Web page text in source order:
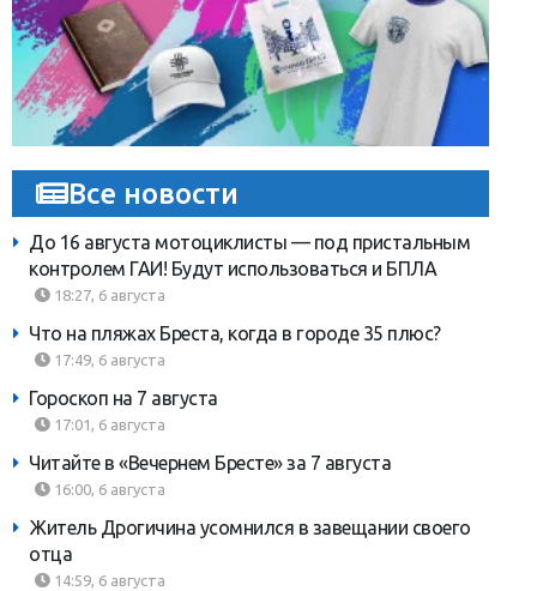
Все новости
До 16 августа мотоциклисты — под пристальным
контролем ГАИ! Будут использоваться и БПЛА
18:27, 6 августа
Что на пляжах Бреста, когда в городе 35 плюс?
17:49, 6 августа
Гороскоп на 7 августа
17:01, 6 августа
Читайте в «Вечернем Бресте» за 7 августа
16:00, 6 августа
Житель Дрогичина усомнился в завещании своего
отца
14:59, 6 августа